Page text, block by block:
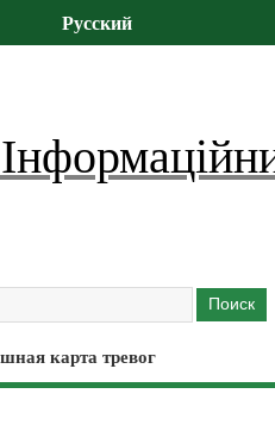
Русский
карта тревог